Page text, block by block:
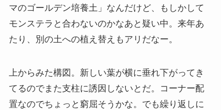
マのゴールデン培養土」なんだけど、もしかして
モンステラと合わないのかなあと疑い中。来年あ
たり、別の土への植え替えもアリだなー。
上からみた構図。新しい葉が横に垂れ下がってき
てるのでまた支柱に誘因しないとだ。コーナー配
置なのでちょっと窮屈そうかな。でも繰り返しに